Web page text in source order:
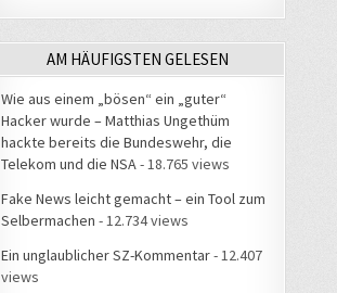
AM HÄUFIGSTEN GELESEN
Wie aus einem „bösen“ ein „guter“
Hacker wurde – Matthias Ungethüm
hackte bereits die Bundeswehr, die
Telekom und die NSA - 18.765 views
Fake News leicht gemacht – ein Tool zum
Selbermachen - 12.734 views
Ein unglaublicher SZ-Kommentar- 12.407
views